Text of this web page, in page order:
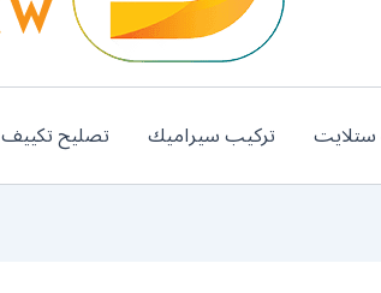
تركيب سيراميك تصليح تكييف